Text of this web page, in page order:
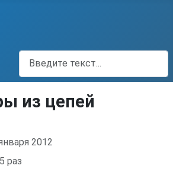
Поиск
из цепей
2012
раз